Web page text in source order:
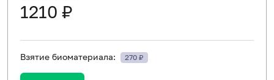
1210 ₽
Взятие биоматериала: 270 ₽